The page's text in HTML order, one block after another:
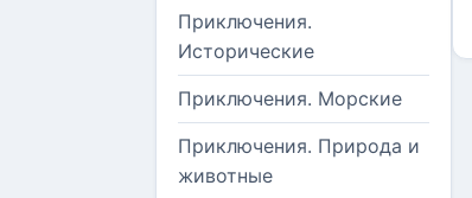
Приключения.
Исторические
Приключения. Морские
Приключения. Природа и
животные